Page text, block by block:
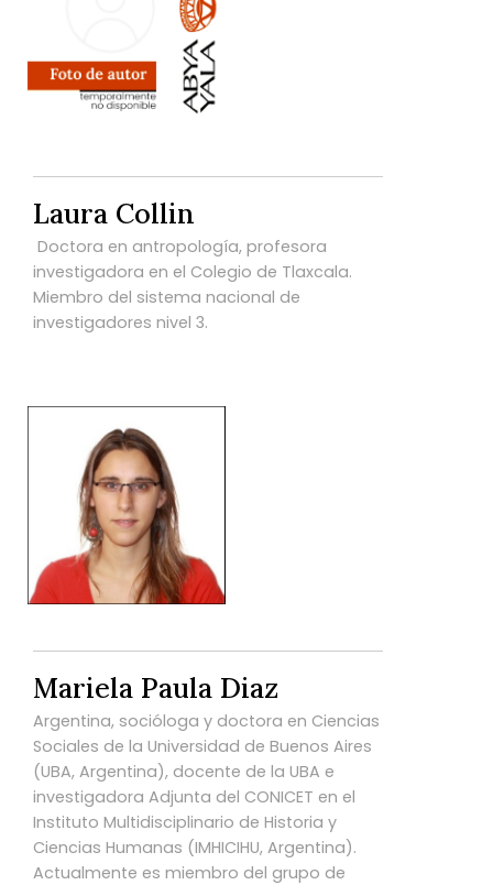
Laura Collin
Doctora en antropología, profesora
investigadora en el Colegio de Tlaxcala.
Miembro del sistema nacional de
investigadores nivel 3.
Mariela Paula Diaz
Argentina, socióloga y doctora en Ciencias
Sociales de la Universidad de Buenos Aires
(UBA, Argentina), docente de la UBA e
investigadora Adjunta del CONICET en el
Instituto Multidisciplinario de Historia y
Ciencias Humanas (IMHICIHU, Argentina).
Actualmente es miembro del grupo de